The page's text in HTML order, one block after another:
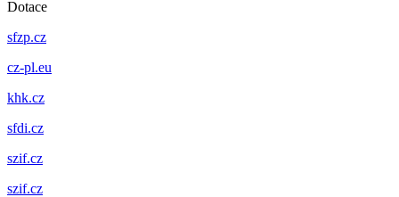
Dotace
sfzp.cz
cz-pl.eu
khk.cz
sfdi.cz
szif.cz
szif.cz